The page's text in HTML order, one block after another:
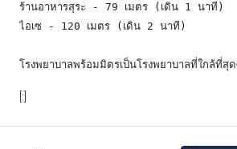
ร้านอาหารสุระ - 79 เมตร (เดิน 1 นาที)
ไอเซ - 120 เมตร (เดิน 2 นาที)
โรงพยาบาลพร้อมมิตรเป็นโรงพยาบาลที่ใกล้
[:]